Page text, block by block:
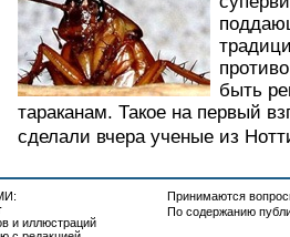
быть
тараканам. Такое на первый
сделали вчера ученые из
и иллюстраций
Принимаются
По содержанию